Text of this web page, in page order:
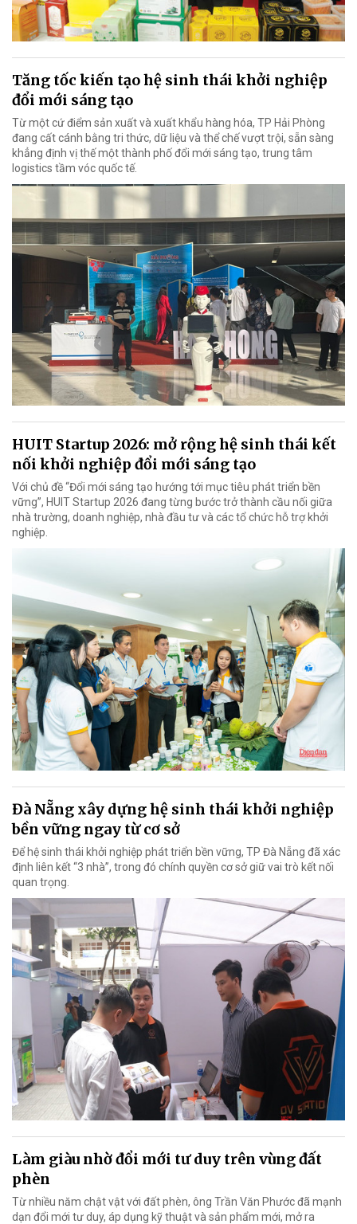
Tăng tốc kiến tạo hệ sinh thái khởi nghiệp
đổi mới sáng tạo
Từ một cứ điểm sản xuất và xuất khẩu hàng hóa, TP Hải Phòng
đang cất cánh bằng tri thức, dữ liệu và thể chế vượt trội, sẵn sàng
khẳng định vị thế một thành phố đổi mới sáng tạo, trung tâm
logistics tầm vóc quốc tế.
HUIT Startup 2026: mở rộng hệ sinh thái kết
nối khởi nghiệp đổi mới sáng tạo
Với chủ đề “Đổi mới sáng tạo hướng tới mục tiêu phát triển bền
vững”, HUIT Startup 2026 đang từng bước trở thành cầu nối giữa
nhà trường, doanh nghiệp, nhà đầu tư và các tổ chức hỗ trợ khởi
nghiệp.
Đà Nẵng xây dựng hệ sinh thái khởi nghiệp
bền vững ngay từ cơ sở
Để hệ sinh thái khởi nghiệp phát triển bền vững, TP Đà Nẵng đã xác
định liên kết “3 nhà”, trong đó chính quyền cơ sở giữ vai trò kết nối
quan trọng.
Làm giàu nhờ đổi mới tư duy trên vùng đất
phèn
Từ nhiều năm chật vật với đất phèn, ông Trần Văn Phước đã mạnh
dạn đổi mới tư duy, áp dụng kỹ thuật và sản phẩm mới, mở ra